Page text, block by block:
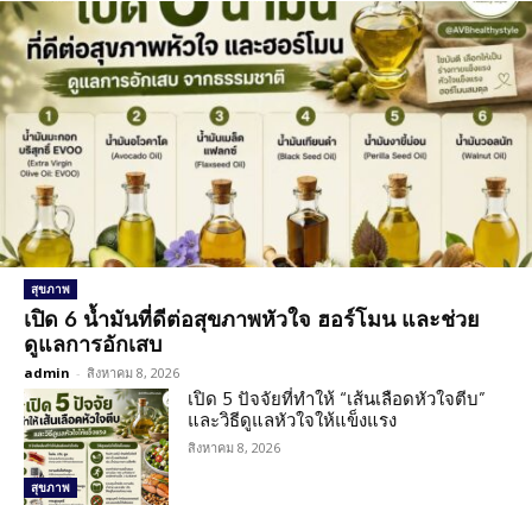
สุขภาพ
เปิด 6 น้ำมันที่ดีต่อสุขภาพหัวใจ ฮอร์โมน และช่วย
ดูแลการอักเสบ
admin - สิงหาคม 8, 2026
สุขภาพ
เปิด 5 ปัจจัยที่ทำให้ “เส้นเลือดหัวใจตีบ”
และวิธีดูแลหัวใจให้แข็งแรง
สิงหาคม 8, 2026